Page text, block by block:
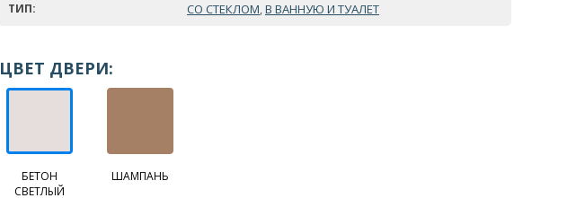
ТИП: СО СТЕКЛОМ, В ВАННУЮ И ТУАЛЕТ
ЦВЕТ ДВЕРИ:
БЕТОН
СВЕТЛЫЙ
ШАМПАНЬ